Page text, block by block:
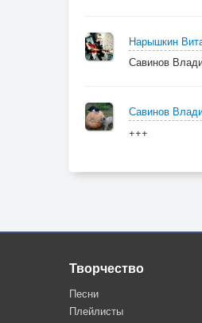
Нарышкин
Савинов
Савинов
+++
Творчество
Песни
Плейлисты